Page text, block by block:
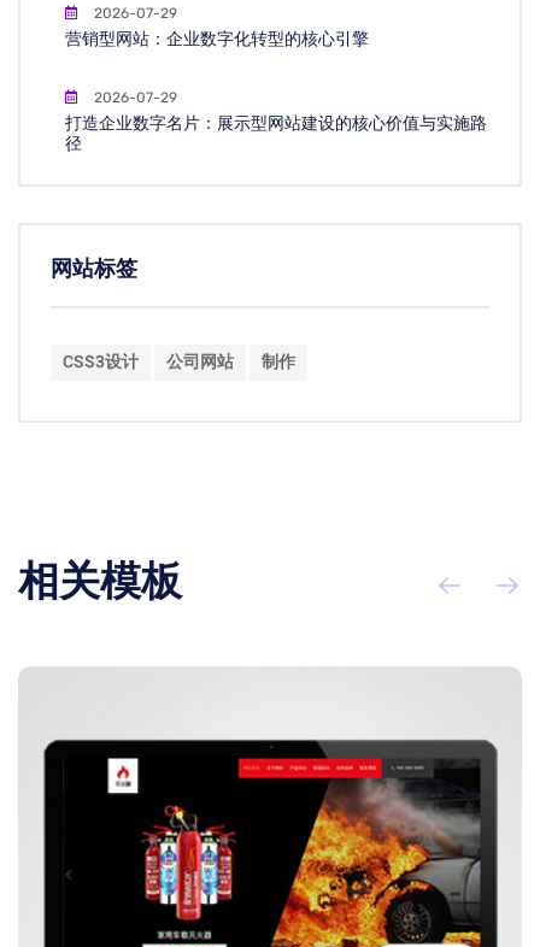
2026-07-29
营销型网站：企业数字化转型的核心引擎
2026-07-29
打造企业数字名片：展示型网站建设的核心价值与实施路
径
网站标签
CSS3设计 公司网站 制作
相关模板